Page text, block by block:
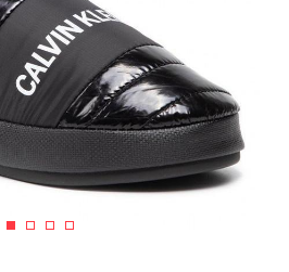
1 2 3 4